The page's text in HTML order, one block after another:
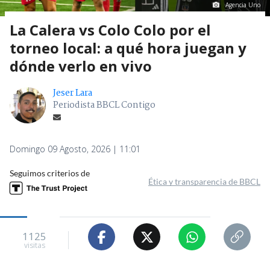
Agencia Uno
La Calera vs Colo Colo por el
torneo local: a qué hora juegan y
dónde verlo en vivo
Jeser Lara
Periodista BBCL Contigo
Domingo 09 Agosto, 2026 | 11:01
Seguimos criterios de
Ética y transparencia de BBCL
1125
visitas